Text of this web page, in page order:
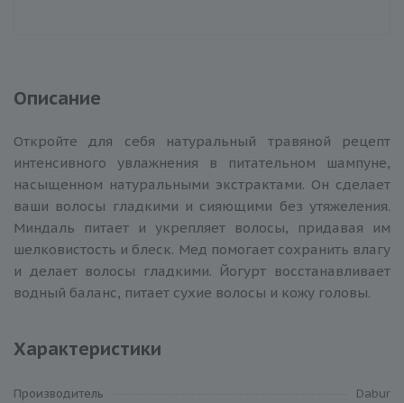
Описание
Откройте для себя натуральный травяной рецепт
интенсивного увлажнения в питательном шампуне,
насыщенном натуральными экстрактами. Он сделает
ваши волосы гладкими и сияющими без утяжеления.
Миндаль питает и укрепляет волосы, придавая им
шелковистость и блеск. Мед помогает сохранить влагу
и делает волосы гладкими. Йогурт восстанавливает
водный баланс, питает сухие волосы и кожу головы.
Характеристики
Производитель
Dabur